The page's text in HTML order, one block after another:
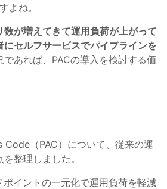
よね。
数が増えてきて運用負荷が上がって
にセルフサービスでパイプラインを
であれば、PACの導入を検討する価
（PAC）について、従来の運
整理しました。
イントの一元化で運用負荷を軽減